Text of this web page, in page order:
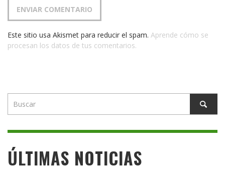
Este sitio usa Akismet para reducir el spam. Aprende cómo se
procesan los datos de tus comentarios.
ÚLTIMAS NOTICIAS